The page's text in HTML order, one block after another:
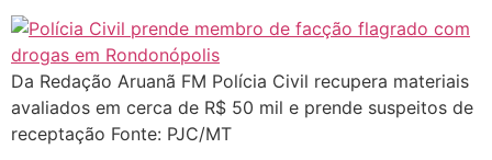
Da Redação Aruanã FM Polícia Civil recupera materiais
avaliados em cerca de R$ 50 mil e prende suspeitos de
receptação Fonte: PJC/MT